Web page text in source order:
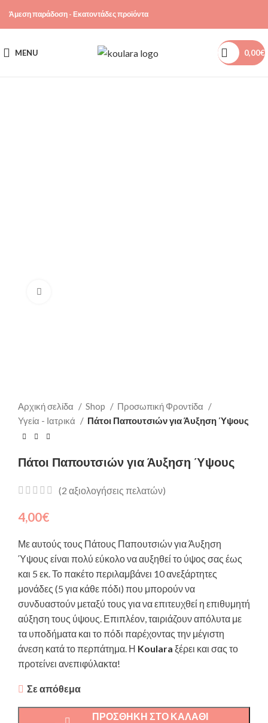
Άμεση παράδοση - Εκατοντάδες προϊόντα
MENU 0,00€
Αρχική σελίδα Shop
Προσωπική Φροντίδα
Υγεία - Ιατρικά
Πάτοι Παπουτσιών για Άυξηση Ύψους
Πάτοι Παπουτσιών για Άυξηση Ύψους
(2 αξιολογήσεις πελατών)
4,00€
Με αυτούς τους Πάτους Παπουτσιών για Άυξηση
Ύψους είναι πολύ εύκολο να αυξηθεί το ύψος σας έως
και 5 εκ. Το πακέτο περιλαμβάνει 10 ανεξάρτητες
μονάδες (5 για κάθε πόδι) που μπορούν να
συνδυαστούν μεταξύ τους για να επιτευχθεί η επιθυμητή
αύξηση τους ύψους. Επιπλέον, ταιριάζουν απόλυτα με
τα υποδήματα και το πόδι παρέχοντας την μέγιστη
άνεση κατά το περπάτημα. Η Koulara ξέρει και σας το
προτείνει ανεπιφύλακτα!
Σε απόθεμα
ΠΡΟΣΘΉΚΗ ΣΤΟ ΚΑΛΆΘΙ